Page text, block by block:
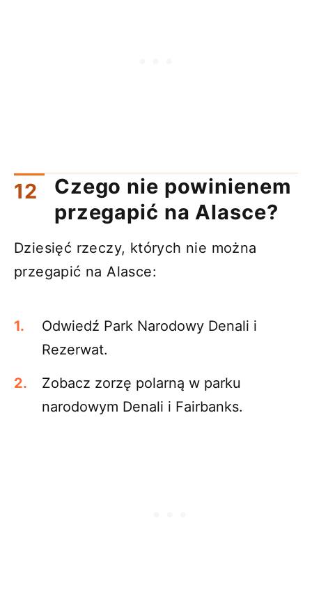
Czego nie powinienem
przegapić na Alasce?
Dziesięć rzeczy, których nie można
przegapić na Alasce:
Odwiedź Park Narodowy Denali i
Rezerwat.
Zobacz zorzę polarną w parku
narodowym Denali i Fairbanks.